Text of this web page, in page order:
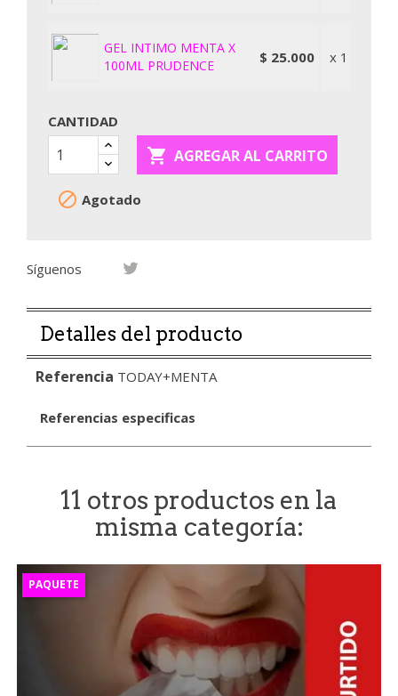
GEL INTIMO MENTA X
100ML PRUDENCE
$ 25.000 x 1
CANTIDAD
 AGREGAR AL CARRITO
 Agotado
Síguenos
Detalles del producto
Referencia TODAY+MENTA
Referencias especificas
11 otros productos en la
misma categoría:
PAQUETE